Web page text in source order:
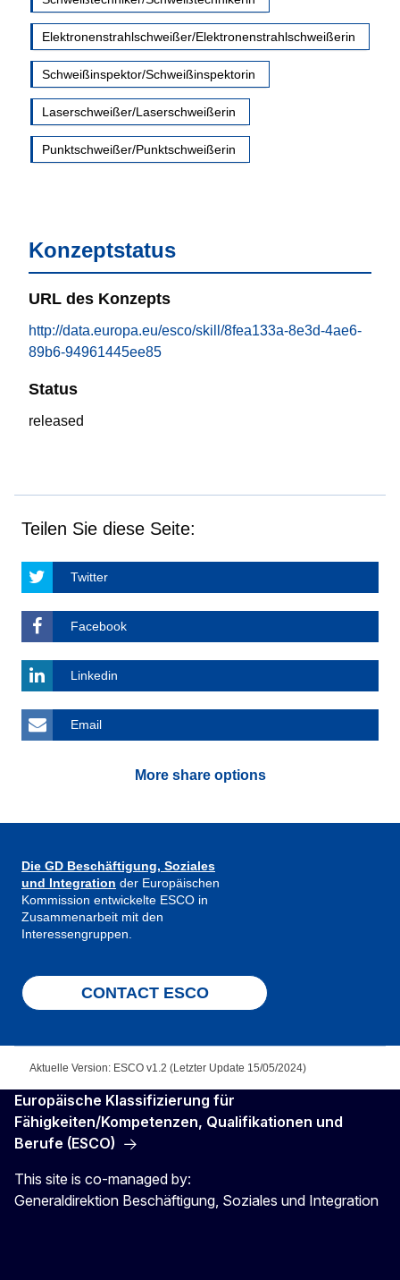
Elektronenstrahlschweißer/Elektronenstrahlschweißerin
Schweißinspektor/Schweißinspektorin
Laserschweißer/Laserschweißerin
Punktschweißer/Punktschweißerin
Konzeptstatus
URL des Konzepts
http://data.europa.eu/esco/skill/8fea133a-8e3d-4ae6-
89b6-94961445ee85
Status
released
Teilen Sie diese Seite:
Twitter
Facebook
Linkedin
Email
More share options
Die GD Beschäftigung, Soziales
und Integration der Europäischen
Kommission entwickelte ESCO in
Zusammenarbeit mit den
Interessengruppen.
CONTACT ESCO
Aktuelle Version: ESCO v1.2 (Letzter Update 15/05/2024)
Europäische Klassifizierung für
Fähigkeiten/Kompetenzen, Qualifikationen und
Berufe (ESCO)
This site is co-managed by:
Generaldirektion Beschäftigung, Soziales und Integration